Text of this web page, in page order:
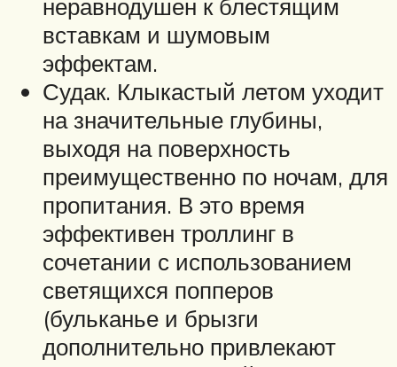
неравнодушен к блестящим
вставкам и шумовым
эффектам.
Судак. Клыкастый летом уходит
на значительные глубины,
выходя на поверхность
преимущественно по ночам, для
пропитания. В это время
эффективен троллинг в
сочетании с использованием
светящихся попперов
(бульканье и брызги
дополнительно привлекают